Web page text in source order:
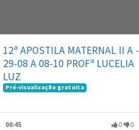
12ª APOSTILA MATERNAL II A -
29-08 A 08-10 PROFª LUCELIA
LUZ
Pré-visualização gratuita
00:45 0 0